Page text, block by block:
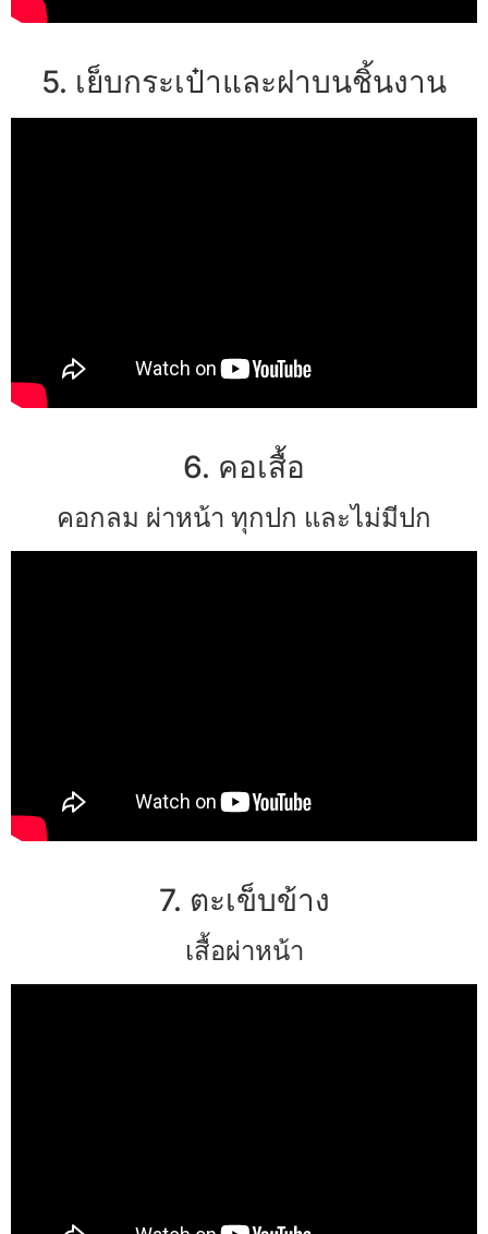
5. เย็บกระเป๋าและฝาบนชิ้นงาน
6. คอเสื้อ
คอกลม ผ่าหน้า ทุกปก และไม่มีปก
7. ตะเข็บข้าง
เสื้อผ่าหน้า